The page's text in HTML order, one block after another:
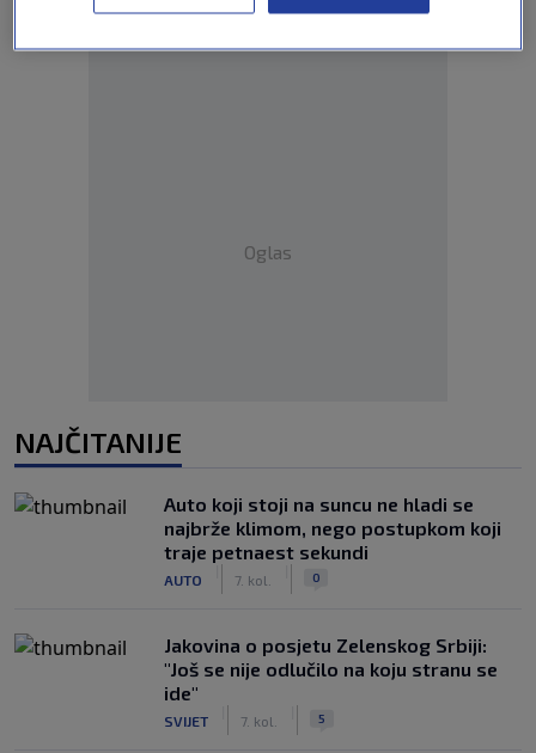
Oglas
NAJČITANIJE
Auto koji stoji na suncu ne hladi se
najbrže klimom, nego postupkom koji
traje petnaest sekundi
AUTO 7. kol. 0
Jakovina o posjetu Zelenskog Srbiji:
"Još se nije odlučilo na koju stranu se
ide"
SVIJET 7. kol. 5